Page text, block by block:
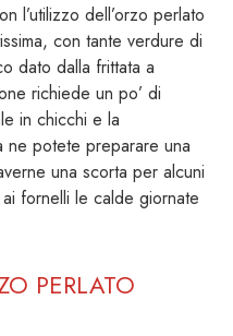
l’utilizzo dell’orzo perlato
con tante verdure di
dato dalla frittata a
richiede un po’ di
in chicchi e la
ne potete preparare una
una scorta per alcuni
fornelli le calde giornate
PERLATO